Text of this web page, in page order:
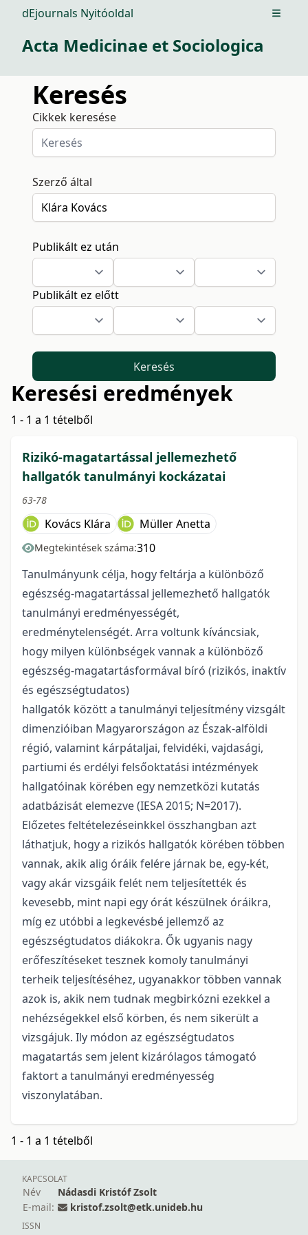
dEjournals Nyitóoldal Open
Acta Medicinae et Sociologica
Keresés
Cikkek keresése
Szerző által
Publikált ez után
Publikált ez előtt
Keresés
Keresési eredmények
1 - 1 a 1 tételből
Rizikó-magatartással jellemezhető
hallgatók tanulmányi kockázatai
63-78
Kovács Klára Müller Anetta
Megtekintések száma:310
Tanulmányunk célja, hogy feltárja a különböző
egészség-magatartással jellemezhető hallgatók
tanulmányi eredményességét,
eredménytelenségét. Arra voltunk kíváncsiak,
hogy milyen különbségek vannak a különböző
egészség-magatartásformával bíró (rizikós, inaktív
és egészségtudatos)
hallgatók között a tanulmányi teljesítmény vizsgált
dimenzióiban Magyarországon az Észak-alföldi
régió, valamint kárpátaljai, felvidéki, vajdasági,
partiumi és erdélyi felsőoktatási intézmények
hallgatóinak körében egy nemzetközi kutatás
adatbázisát elemezve (IESA 2015; N=2017).
Előzetes feltételezéseinkkel összhangban azt
láthatjuk, hogy a rizikós hallgatók körében többen
vannak, akik alig óráik felére járnak be, egy-két,
vagy akár vizsgáik felét nem teljesítették és
kevesebb, mint napi egy órát készülnek óráikra,
míg ez utóbbi a legkevésbé jellemző az
egészségtudatos diákokra. Ők ugyanis nagy
erőfeszítéseket tesznek komoly tanulmányi
terheik teljesítéséhez, ugyanakkor többen vannak
azok is, akik nem tudnak megbirkózni ezekkel a
nehézségekkel első körben, és nem sikerült a
vizsgájuk. Ily módon az egészségtudatos
magatartás sem jelent kizárólagos támogató
faktort a tanulmányi eredményesség
viszonylatában.
1 - 1 a 1 tételből
KAPCSOLAT
Név
Nádasdi Kristóf Zsolt
E-mail:
kristof.zsolt@etk.unideb.hu
ISSN